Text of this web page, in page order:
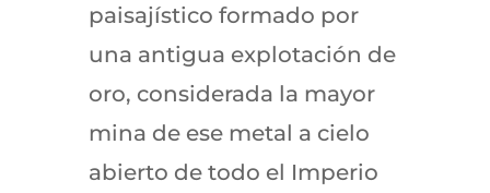
paisajístico formado por
una antigua explotación de
oro, considerada la mayor
mina de ese metal a cielo
abierto de todo el Imperio